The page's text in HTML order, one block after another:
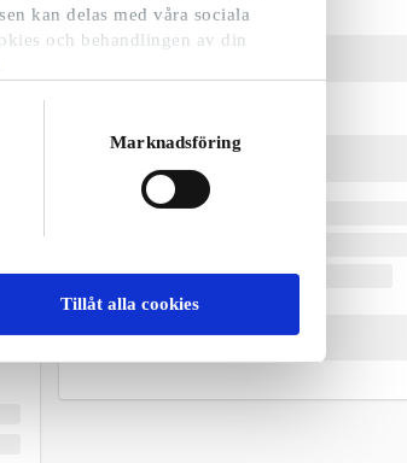
kan delas med våra sociala
och behandlingen av din
Marknadsföring
Tillåt alla cookies